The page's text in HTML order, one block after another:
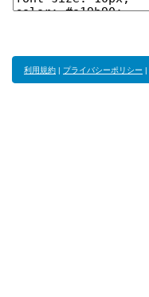
利用規約 | プライバシーポリシー |